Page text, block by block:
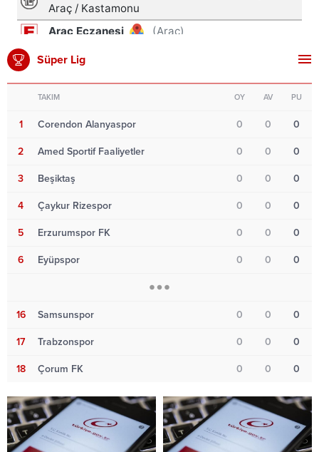
Süper Lig
TAKIM OY AV PU
1 Corendon Alanyaspor 0 0 0
2 Amed Sportif Faaliyetler 0 0 0
3 Beşiktaş 0 0 0
4 Çaykur Rizespor 0 0 0
5 Erzurumspor FK 0 0 0
6 Eyüpspor 0 0 0
16 Samsunspor 0 0 0
17 Trabzonspor 0 0 0
18 Çorum FK 0 0 0